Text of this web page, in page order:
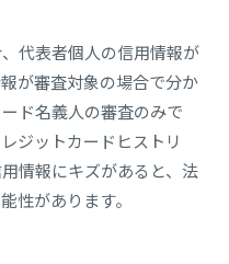
代表者個人の信用情報が
が審査対象の場合で分か
ド名義人の審査のみで
ジットカードヒストリ
情報にキズがあると、法
性があります。